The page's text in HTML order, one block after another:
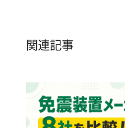
関連記事